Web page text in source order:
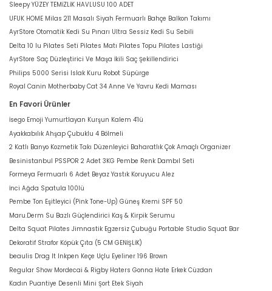
Sleepy YÜZEY TEMİZLİK HAVLUSU 100 ADET
UFUK HOME Milas 211 Masalı Siyah Fermuarlı Bahçe Balkon Takımı
AyrStore Otomatik Kedi Su Pınarı Ultra Sessiz Kedi Su Sebili
Delta 10 lu Pilates Seti Pilates Matı Pilates Topu Pilates Lastiği
AyrStore Saç Düzleştirici Ve Maşa İkili Saç Şekillendirici
Philips 5000 Serisi Islak Kuru Robot Süpürge
Royal Canin Motherbaby Cat 34 Anne Ve Yavru Kedi Maması
En Favori Ürünler
İsego Emoji Yumurtlayan Kurşun Kalem 4'lü
Ayakkabılık Ahşap Çubuklu 4 Bölmeli
2 Katlı Banyo Kozmetik Takı Düzenleyici Baharatlık Çok Amaçlı Organizer
Besinistanbul PSSPOR 2 Adet 3KG Pembe Renk Dambıl Seti
Formeya Fermuarlı 6 Adet Beyaz Yastık Koruyucu Alez
İnci Ağda Spatula 100lü
Pembe Ton Eşitleyici (Pink Tone-Up) Güneş Kremi SPF 50
Maru.Derm Su Bazlı Güçlendirici Kaş & Kirpik Serumu
Delta Squat Pilates Jimnastik Egzersiz Çubuğu Portable Studio Squat Bar
Dekoratif Strafor Köpük Çıta (5 CM GENİŞLİK)
beaulis Drag It Inkpen Keçe Uçlu Eyeliner 196 Brown
Regular Show Mordecai & Rigby Haters Gonna Hate Erkek Cüzdan
Kadın Puantiye Desenli Mini Şort Etek Siyah